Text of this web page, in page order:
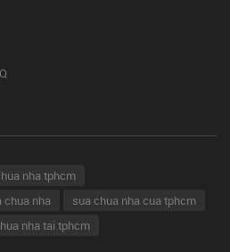
nha tphcm
chua nha
sua chua nha cua tphcm
nha tai tphcm